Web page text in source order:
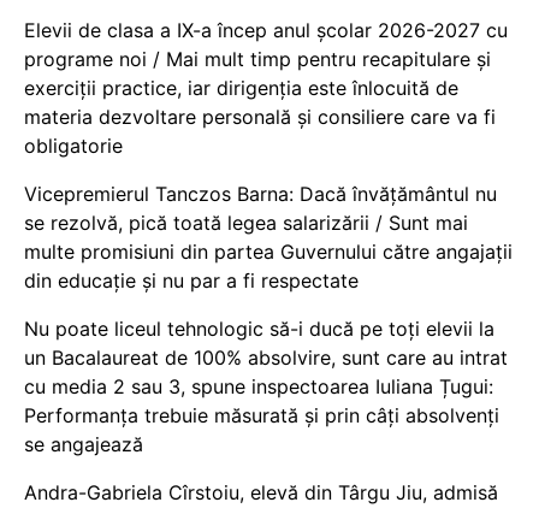
Elevii de clasa a IX-a încep anul școlar 2026-2027 cu
programe noi / Mai mult timp pentru recapitulare și
exerciții practice, iar dirigenția este înlocuită de
materia dezvoltare personală și consiliere care va fi
obligatorie
Vicepremierul Tanczos Barna: Dacă învățământul nu
se rezolvă, pică toată legea salarizării / Sunt mai
multe promisiuni din partea Guvernului către angajații
din educație și nu par a fi respectate
Nu poate liceul tehnologic să-i ducă pe toți elevii la
un Bacalaureat de 100% absolvire, sunt care au intrat
cu media 2 sau 3, spune inspectoarea Iuliana Țugui:
Performanța trebuie măsurată și prin câți absolvenți
se angajează
Andra-Gabriela Cîrstoiu, elevă din Târgu Jiu, admisă